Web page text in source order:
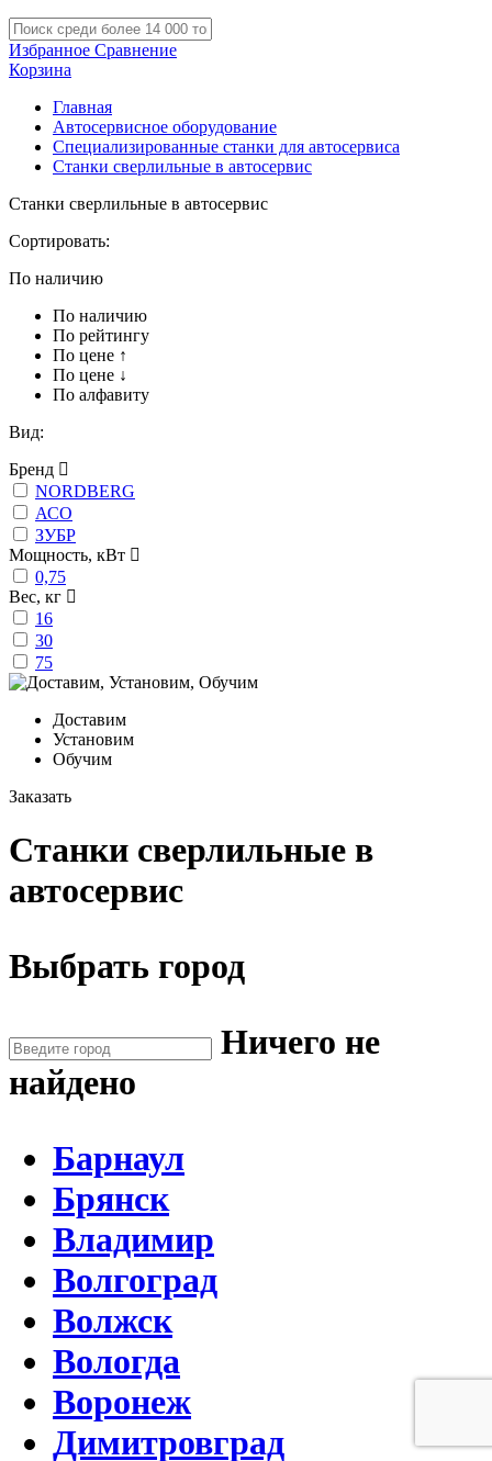
Избранное Сравнение
Корзина
Главная
Автосервисное оборудование
Специализированные станки для автосервиса
Станки сверлильные в автосервис
Станки сверлильные в автосервис
Сортировать:
По наличию
По наличию
По рейтингу
По цене ↑
По цене ↓
По алфавиту
Вид:
Бренд
NORDBERG
АСО
ЗУБР
Мощность, кВт
0,75
Вес, кг
16
30
75
Доставим
Установим
Обучим
Заказать
Станки сверлильные в
автосервис
Выбрать город
Ничего не
найдено
Барнаул
Брянск
Владимир
Волгоград
Волжск
Вологда
Воронеж
Димитровград